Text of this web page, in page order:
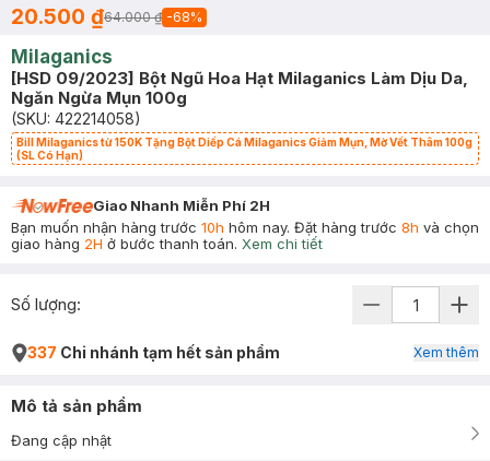
20.500 ₫64.000 ₫ -68%
Milaganics
[HSD 09/2023] Bột Ngũ Hoa Hạt Milaganics Làm Dịu Da,
Ngăn Ngừa Mụn 100g
(SKU: 422214058)
Bill Milaganics từ 150K Tặng Bột Diếp Cá Milaganics Giảm Mụn, Mờ Vết Thâm 100g
(SL Có Hạn)
Giao Nhanh Miễn Phí 2H
Bạn muốn nhận hàng trước 10h hôm nay. Đặt hàng trước 8h và chọn
giao hàng 2H ở bước thanh toán. Xem chi tiết
Số lượng:
337 Chi nhánh tạm hết sản phẩm Xem thêm
Mô tả sản phẩm
Đang cập nhật